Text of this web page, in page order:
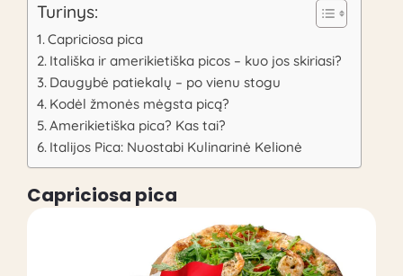
Turinys:
Capriciosa pica
Itališka ir amerikietiška picos – kuo jos skiriasi?
Daugybė patiekalų – po vienu stogu
Kodėl žmonės mėgsta picą?
Amerikietiška pica? Kas tai?
Italijos Pica: Nuostabi Kulinarinė Kelionė
Capriciosa pica